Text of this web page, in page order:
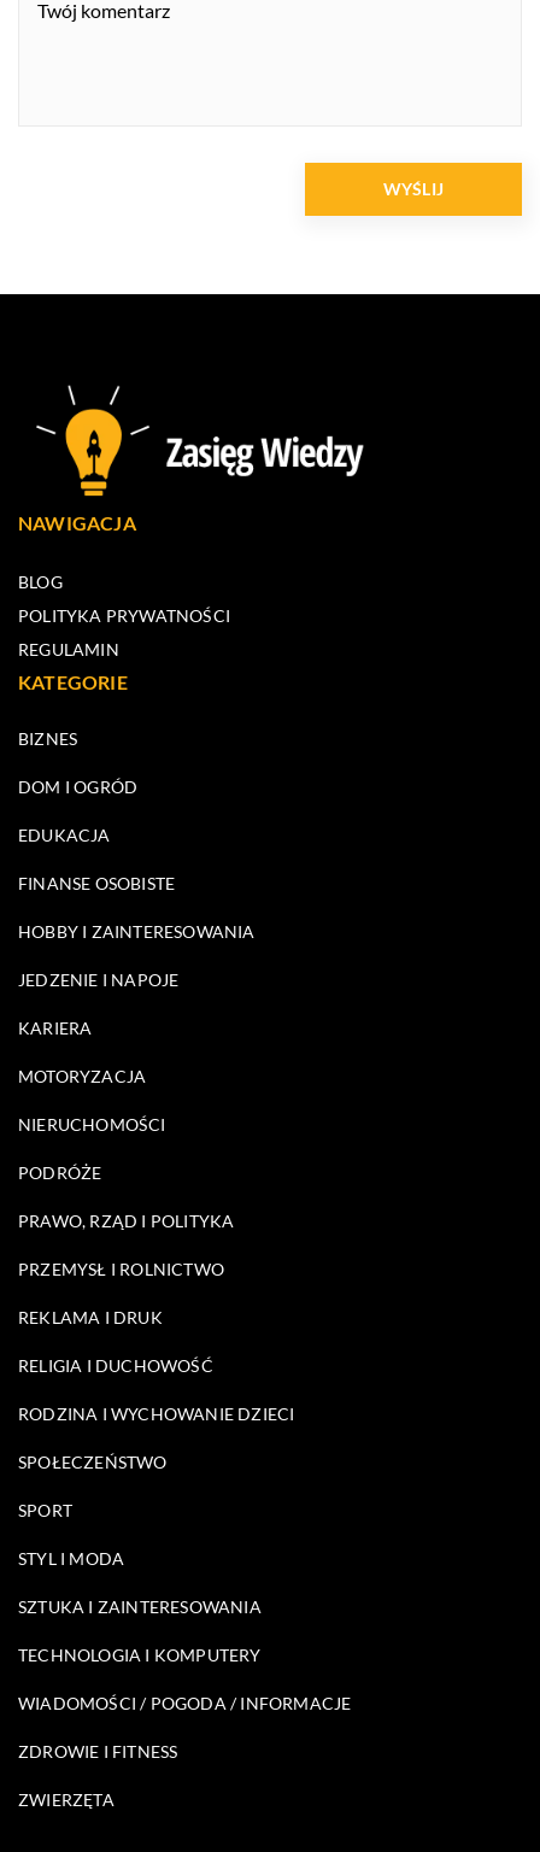
NAWIGACJA
BLOG
POLITYKA PRYWATNOŚCI
REGULAMIN
KATEGORIE
BIZNES
DOM I OGRÓD
EDUKACJA
FINANSE OSOBISTE
HOBBY I ZAINTERESOWANIA
JEDZENIE I NAPOJE
KARIERA
MOTORYZACJA
NIERUCHOMOŚCI
PODRÓŻE
PRAWO, RZĄD I POLITYKA
PRZEMYSŁ I ROLNICTWO
REKLAMA I DRUK
RELIGIA I DUCHOWOŚĆ
RODZINA I WYCHOWANIE DZIECI
SPOŁECZEŃSTWO
SPORT
STYL I MODA
SZTUKA I ZAINTERESOWANIA
TECHNOLOGIA I KOMPUTERY
WIADOMOŚCI / POGODA / INFORMACJE
ZDROWIE I FITNESS
ZWIERZĘTA